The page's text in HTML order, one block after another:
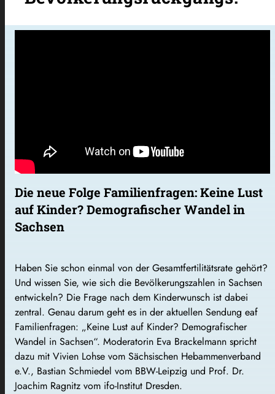
Die neue Folge Familienfragen: Keine Lust
auf Kinder? Demografischer Wandel in
Sachsen
Haben Sie schon einmal von der Gesamtfertilitätsrate gehört?
Und wissen Sie, wie sich die Bevölkerungszahlen in Sachsen
entwickeln? Die Frage nach dem Kinderwunsch ist dabei
zentral. Genau darum geht es in der aktuellen Sendung eaf
Familienfragen: „Keine Lust auf Kinder? Demografischer
Wandel in Sachsen“. Moderatorin Eva Brackelmann spricht
dazu mit Vivien Lohse vom Sächsischen Hebammenverband
e.V., Bastian Schmiedel vom BBW-Leipzig und Prof. Dr.
Joachim Ragnitz vom ifo-Institut Dresden.